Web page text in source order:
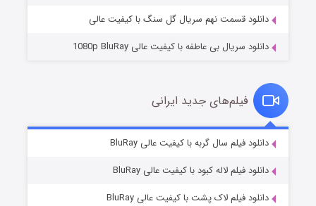
قسمت۷ (زیرنویس) منتشر شد
دانلود قسمت نهم سریال گل سنگ با کیفیت عالی
دانلود سریال بی عاطفه با کیفیت عالی 1080p BluRay
فیلم‌های جدید ایرانی
دانلود فیلم سال گربه با کیفیت عالی BluRay
دانلود فیلم لاله کبود با کیفیت عالی BluRay
دانلود فیلم لاک پشت با کیفیت عالی BluRay